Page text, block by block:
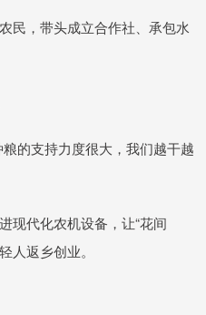
民，带头成立合作社、承包水
的支持力度很大，我们越干越
现代化农机设备，让“花间
人返乡创业。